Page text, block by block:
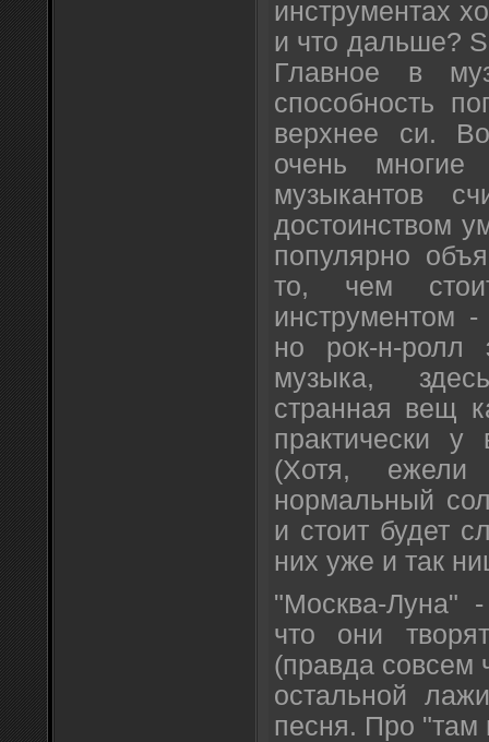
инструментах
и что дальше?
Главное в
способность
верхнее си.
очень многие
музыкантов
достоинством
популярно
то, чем
инструментом
но рок-н-ролл
музыка,
странная вещ
практически у
(Хотя,
нормальный
и стоит будет
них уже и так
"Москва-Луна"
что они
(правда совсем
остальной
песня. Про "там